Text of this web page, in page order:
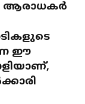
ആരാധകർ
ഈ